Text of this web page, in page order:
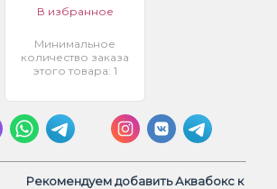
В избранное
Минимальное
количество заказа
этого товара: 1
Рекомендуем добавить Аквабокс к